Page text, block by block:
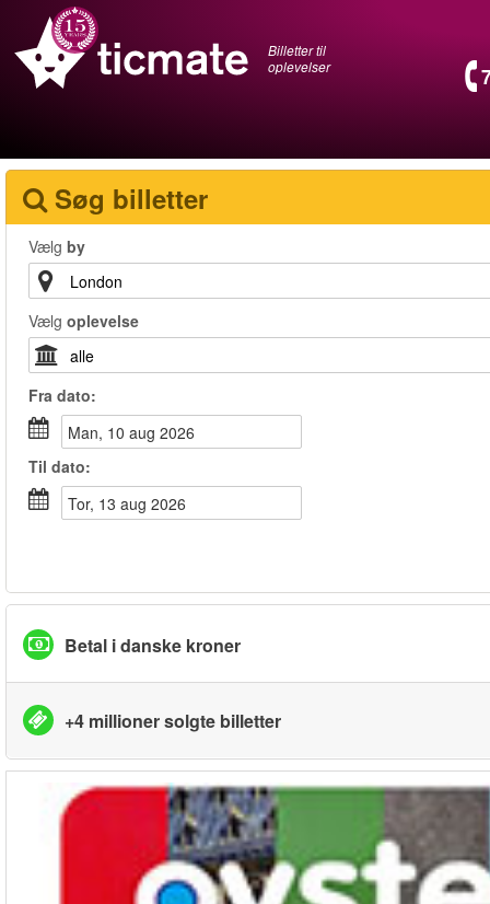
Billetter til
oplevelser
Søg billetter
Vælg by
Vælg oplevelse
Fra dato:
man, 10 aug 2026
Til dato:
tor, 13 aug 2026
Betal i danske kroner
+4 millioner solgte billetter